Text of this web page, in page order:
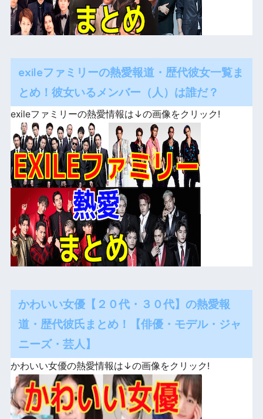
exileファミリーの熱愛報道・歴代彼女一覧ま
とめ！彼女いるメンバー（人）は誰だ？
exileファミリーの熱愛情報は↓の画像をクリック!
かわいい女優【２０代・３０代】の熱愛報
道・歴代彼氏まとめ！【俳優・モデル・ジャ
ニーズ・芸人】
かわいい女優の熱愛情報は↓の画像をクリック!